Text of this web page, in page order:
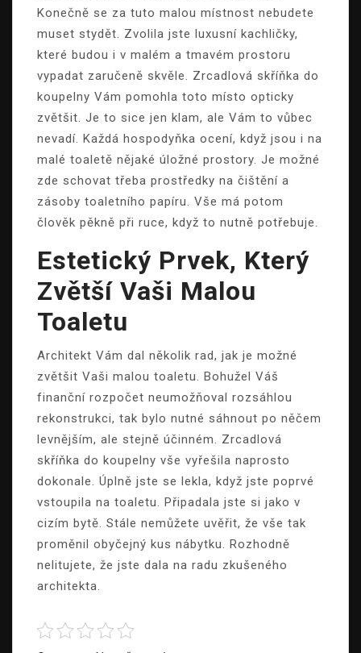
Konečně se za tuto malou místnost nebudete
muset stydět. Zvolila jste luxusní kachličky,
které budou i v malém a tmavém prostoru
vypadat zaručeně skvěle. Zrcadlová skříňka do
koupelny Vám pomohla toto místo opticky
zvětšit. Je to sice jen klam, ale Vám to vůbec
nevadí. Každá hospodyňka ocení, když jsou i na
malé toaletě nějaké úložné prostory. Je možné
zde schovat třeba prostředky na čištění a
zásoby toaletního papíru. Vše má potom
člověk pěkně při ruce, když to nutně potřebuje.
Estetický Prvek, Který
Zvětší Vaši Malou
Toaletu
Architekt Vám dal několik rad, jak je možné
zvětšit Vaši malou toaletu. Bohužel Váš
finanční rozpočet neumožňoval rozsáhlou
rekonstrukci, tak bylo nutné sáhnout po něčem
levnějším, ale stejně účinném. Zrcadlová
skříňka do koupelny vše vyřešila naprosto
dokonale. Úplně jste se lekla, když jste poprvé
vstoupila na toaletu. Připadala jste si jako v
cizím bytě. Stále nemůžete uvěřit, že vše tak
proměnil obyčejný kus nábytku. Rozhodně
nelitujete, že jste dala na radu zkušeného
architekta.